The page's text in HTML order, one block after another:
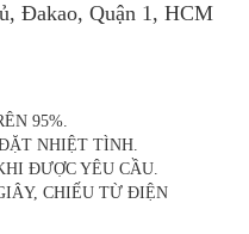
Đakao, Quận 1, HCM
95%.
NHIỆT TÌNH.
ĐƯỢC YÊU CẦU.
CHIẾU TỪ ĐIỆN